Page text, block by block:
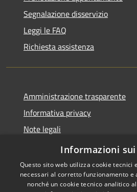
Segnalazione disservizio
Leggi le FAQ
Richiesta assistenza
Amministrazione trasparente
Informativa privacy
Note legali
Dichiarazione di accessibilità
Informazioni
Questo sito web utilizza cookie tecnici
necessari al corretto funzionamento e
nonché un cookie tecnico analitico